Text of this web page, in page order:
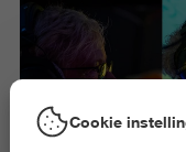
Cookie